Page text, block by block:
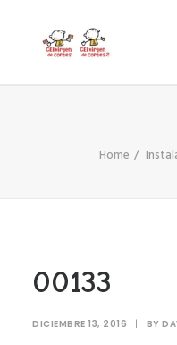
VIRGEN DE CORTES
ACTUALIDAD Y REDES
SECRETARÍA
Home
00133
DICIEMBRE 13, 2016 | BY